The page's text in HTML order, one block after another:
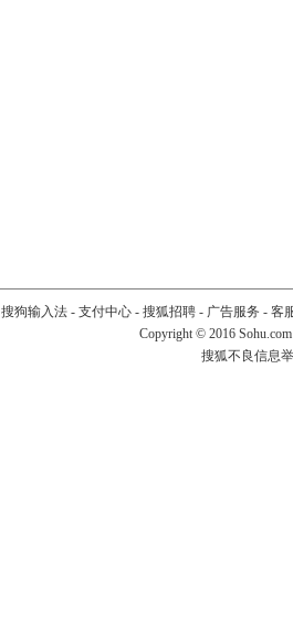
搜狗输入法- 支付中心- 搜狐招聘- 广告服务 - 客
Copyright © 2016
搜狐不良信息